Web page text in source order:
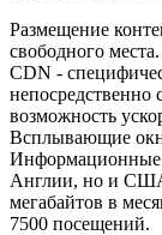
Размещение
свободного
CDN -
непосредственно
возможность
Всплывающие
Информационные
Англии, но и
мегабайтов в
7500 посещений.